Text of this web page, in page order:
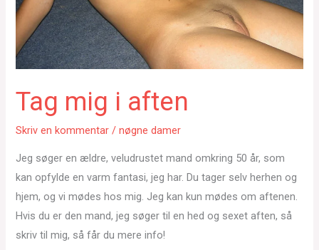
Tag mig i aften
Skriv en kommentar /nøgne damer
Jeg søger en ældre, veludrustet mand omkring 50 år, som
kan opfylde en varm fantasi, jeg har. Du tager selv herhen og
hjem, og vi mødes hos mig. Jeg kan kun mødes om aftenen.
Hvis du er den mand, jeg søger til en hed og sexet aften, så
skriv til mig, så får du mere info!